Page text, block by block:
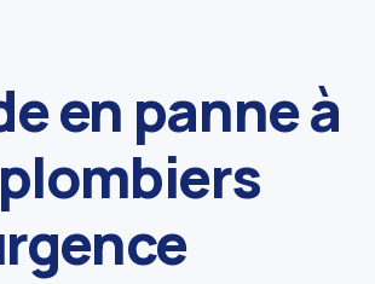
en panne à